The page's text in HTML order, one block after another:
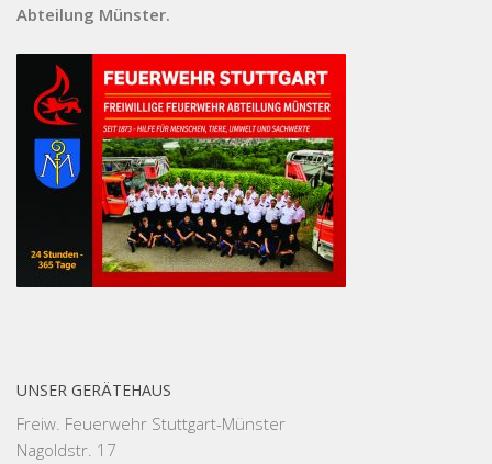
Abteilung Münster.
UNSER GERÄTEHAUS
Freiw. Feuerwehr Stuttgart-Münster
Nagoldstr. 17